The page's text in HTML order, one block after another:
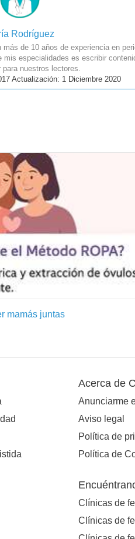
Rodríguez
de 10 años de experiencia en
especialidades es escribir
nuestros lectores.
Actualización: 1 Diciembre 2020
mamás juntas
Acerca de
Anunciarme
Aviso legal
Política de
Política de
Clínicas de
Clínicas de